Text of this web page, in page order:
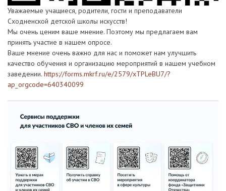
Уважаемые учащиеся, родители, гости и преподаватели
Сходненской детской школы искусств!
Мы очень ценим ваше мнение. Поэтому мы предлагаем вам
принять участие в нашем опросе.
Ваше мнение очень важно для нас и поможет нам улучшить
качество обучения и организацию мероприятий в нашем учебном
заведении. https://forms.mkrf.ru/e/2579/xTPLeBU7/?
ap_orgcode=640340099